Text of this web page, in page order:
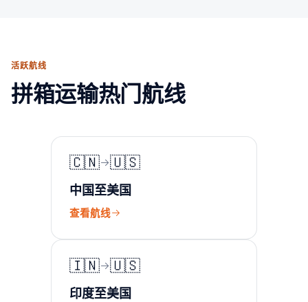
活跃航线
拼箱运输热门航线
🇨🇳 🇺🇸
中国至美国
查看航线
🇮🇳 🇺🇸
印度至美国